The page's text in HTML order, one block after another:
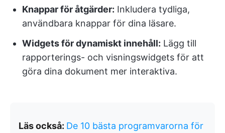
Knappar för åtgärder: Inkludera tydliga,
användbara knappar för dina läsare.
Widgets för dynamiskt innehåll: Lägg till
rapporterings- och visningswidgets för att
göra dina dokument mer interaktiva.
Läs också: De 10 bästa programvarorna för